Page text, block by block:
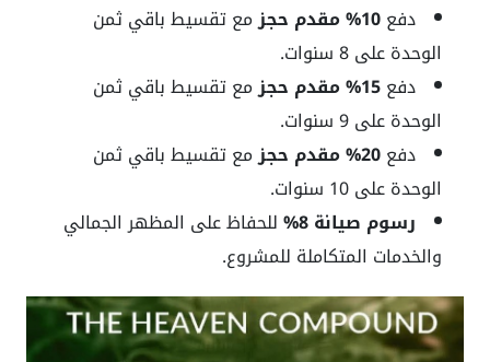
دفع10% مقدم حجز
مع تقسيط باقي ثمن
الوحدة على 8 سنوات.
دفع15% مقدم حجز
مع تقسيط باقي ثمن
الوحدة على 9 سنوات.
دفع20% مقدم حجز
مع تقسيط باقي ثمن
الوحدة على 10 سنوات.
رسوم صيانة 8%
للحفاظ على المظهر الجمالي
والخدمات المتكاملة للمشروع.